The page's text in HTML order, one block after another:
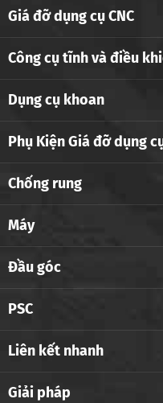
Giá đỡ dụng cụ CNC
Công cụ tĩnh và điều
Dụng cụ khoan
Phụ Kiện Giá đỡ dụng
Chống rung
Máy
Đầu góc
PSC
Liên kết nhanh
Giải pháp